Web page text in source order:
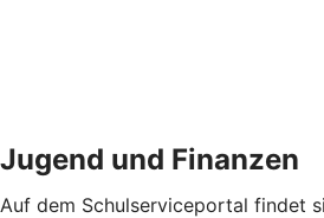
Jugend und Finanzen
Auf dem Schulserviceportal findet